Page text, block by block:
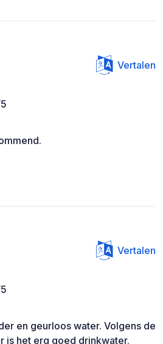
Vertalen
Vertalen
en geurloos water. Volgens de
is het erg goed drinkwater.